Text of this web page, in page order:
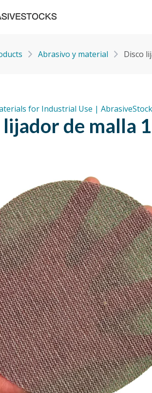
Abrasivo y material Disco
for Industrial Use |
lijador de malla